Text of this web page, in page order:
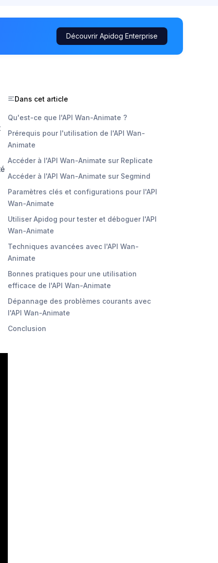
Découvrir Apidog Enterprise
Dans cet article
Qu'est-ce que l'API Wan-Animate ?
Prérequis pour l'utilisation de l'API Wan-
Animate
Accéder à l'API Wan-Animate sur Replicate
Accéder à l'API Wan-Animate sur Segmind
Paramètres clés et configurations pour l'API
Wan-Animate
Utiliser Apidog pour tester et déboguer l'API
Wan-Animate
Techniques avancées avec l'API Wan-
Animate
Bonnes pratiques pour une utilisation
efficace de l'API Wan-Animate
Dépannage des problèmes courants avec
l'API Wan-Animate
Conclusion